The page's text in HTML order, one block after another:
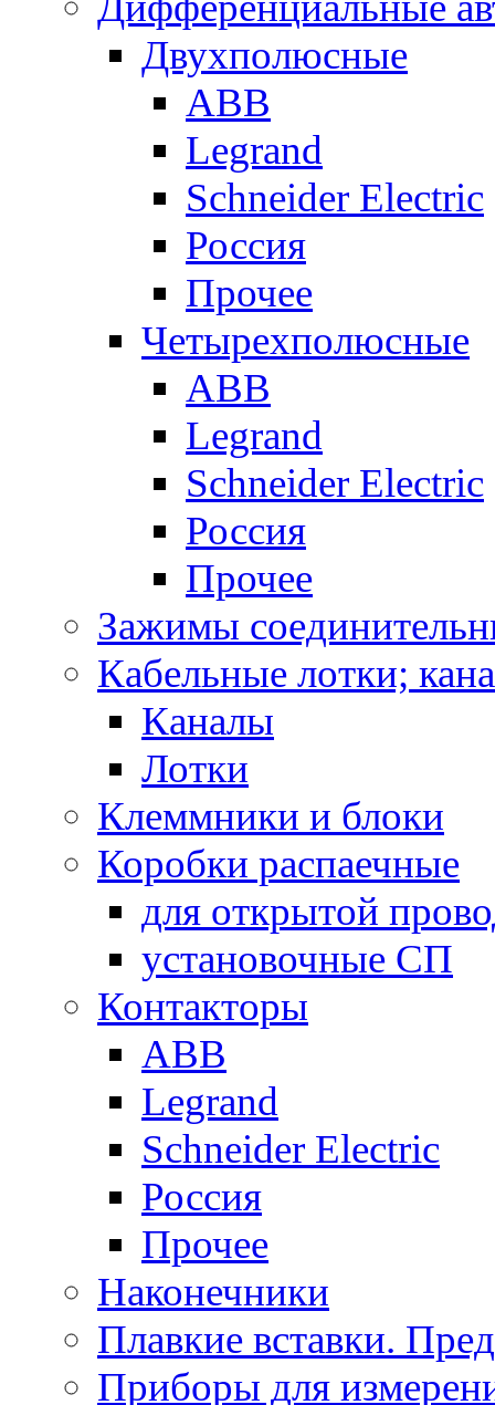
Двухполюсные
ABB
Legrand
Schneider Electric
Россия
Прочее
Четырехполюсные
ABB
Legrand
Schneider Electric
Россия
Прочее
Зажимы
Кабельные лотки;
Каналы
Лотки
Клеммники и блоки
Коробки распаечные
для открытой
установочные СП
Контакторы
ABB
Legrand
Schneider Electric
Россия
Прочее
Наконечники
Плавкие вставки.
Приборы для